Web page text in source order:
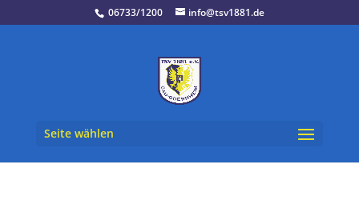
06733/1200 info@tsv1881.de
Seite wählen